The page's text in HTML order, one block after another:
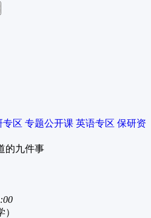
专区 专题公开课 英语专区 保研资
的九件事